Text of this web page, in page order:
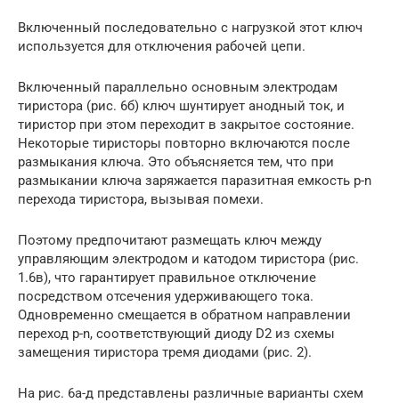
Включенный последовательно с нагрузкой этот ключ
используется для отключения рабочей цепи.
Включенный параллельно основным электродам
тиристора (рис. 6б) ключ шунтирует анодный ток, и
тиристор при этом переходит в закрытое состояние.
Некоторые тиристоры повторно включаются после
размыкания ключа. Это объясняется тем, что при
размыкании ключа заряжается паразитная емкость р-n
перехода тиристора, вызывая помехи.
Поэтому предпочитают размещать ключ между
управляющим электродом и катодом тиристора (рис.
1.6в), что гарантирует правильное отключение
посредством отсечения удерживающего тока.
Одновременно смещается в обратном направлении
переход р-n, соответствующий диоду D2 из схемы
замещения тиристора тремя диодами (рис. 2).
На рис. 6а-д представлены различные варианты схем